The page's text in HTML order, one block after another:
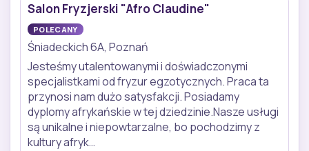
Salon Fryzjerski "Afro Claudine"
POLECANY
Śniadeckich 6A, Poznań
Jesteśmy utalentowanymi i doświadczonymi
specjalistkami od fryzur egzotycznych. Praca ta
przynosi nam dużo satysfakcji. Posiadamy
dyplomy afrykańskie w tej dziedzinie.Nasze usługi
są unikalne i niepowtarzalne, bo pochodzimy z
kultury afryk…